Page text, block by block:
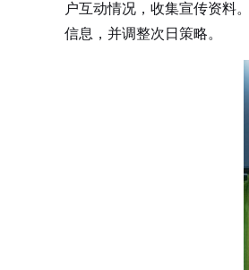
户互动情况，收集宣传资料
信息，并调整次日策略。